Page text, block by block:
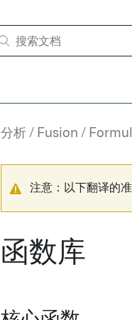
分析 Fusion
注意：以下翻译的
函数库